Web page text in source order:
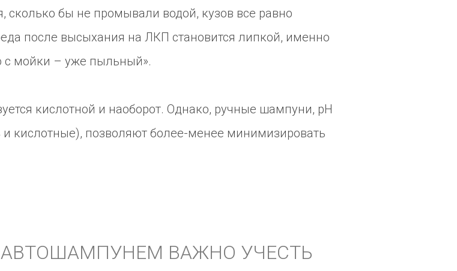
бы не промывали водой, кузов все равно
после высыхания на ЛКП становится липкой, именно
с мойки – уже пыльный».
кислотной и наоборот. Однако, ручные шампуни, pH
и кислотные), позволяют более-менее минимизировать
ВАЖНО УЧЕСТЬ